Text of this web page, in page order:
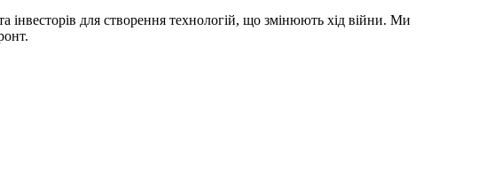
інвесторів для створення технологій, що змінюють хід війни. Ми